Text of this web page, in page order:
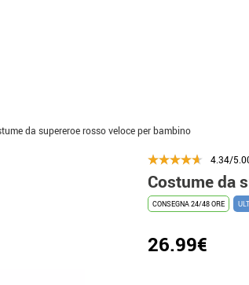
da supereroe rosso veloce per bambino
4.34/
Costume da
CONSEGNA 24/48 ORE
26.99€